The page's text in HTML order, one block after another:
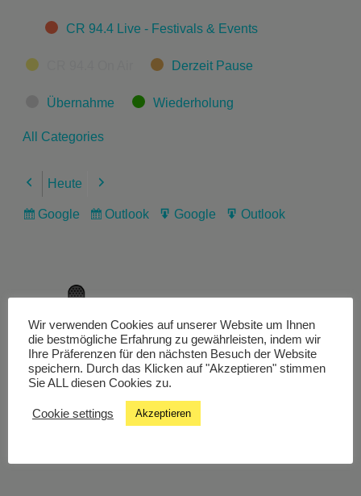
CategoriesCR 94.4 Live - Festivals & Events
Derzeit Pause
Übernahme Wiederholung
All Categories
Previous
Heute Next
Subscribe
Google
Subscribe
Outlook
Export
Google
Export
Outlook
Livestream
Studiochat
Wir verwenden Cookies auf unserer Website um Ihnen
die bestmögliche Erfahrung zu gewährleisten, indem wir
Ihre Präferenzen für den nächsten Besuch der Website
speichern. Durch das Klicken auf "Akzeptieren" stimmen
Sie ALL diesen Cookies zu.
Cookie settings Akzeptieren